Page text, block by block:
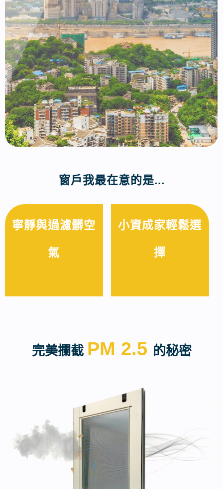
窗戶我最在意的是...
寧靜與過濾髒空
氣
小資成家輕鬆選
擇
完美攔截 PM 2.5 的秘密